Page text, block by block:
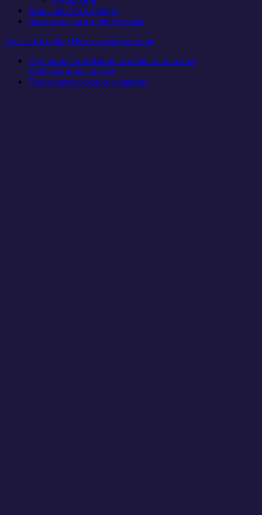
Хор Спасского собора
Братство Святителя Николая
Спасский собор Вятская митрополия
Использование файлов cookie и политика
конфиденциальности
Пользовательское соглашение